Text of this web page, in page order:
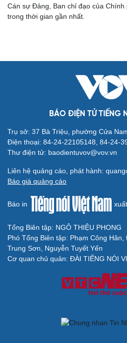
Cải chính
Cán sự Đảng, Ban chỉ đạo của
trong thời gian gần nhất.
BÁO ĐIỆN TỬ TIẾNG
Trụ sở: 37 Bà Triệu, phường Cửa
Điện thoại: 84-24-22105148, 84-24-
Thư điện tử: baodientuvov@vov.vn
Liên hệ quảng cáo, phát hành:
Báo giá quảng cáo
Báo in
Tổng Biên tập: NGÔ THIỆU PHONG
Phó Tổng Biên tập: Phạm Công
Trung Sơn, Nguyễn Tuyết Yến
Cơ quan chủ quản: ĐÀI TIẾNG NÓI